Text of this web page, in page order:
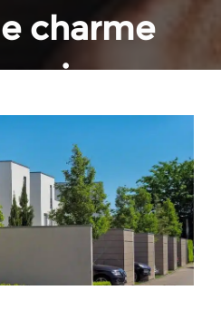
charme
maison
Immobilier
charme d’une maison moderne